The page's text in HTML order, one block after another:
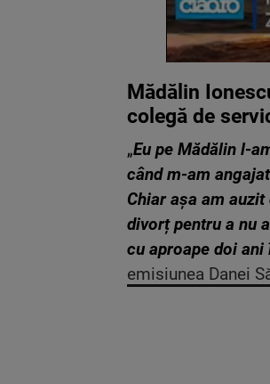
Mădălin
colegă de
„Eu pe Mădălin l-
când m-am
Chiar așa am
divorț pentru a nu
cu aproape doi ani
emisiunea Danei